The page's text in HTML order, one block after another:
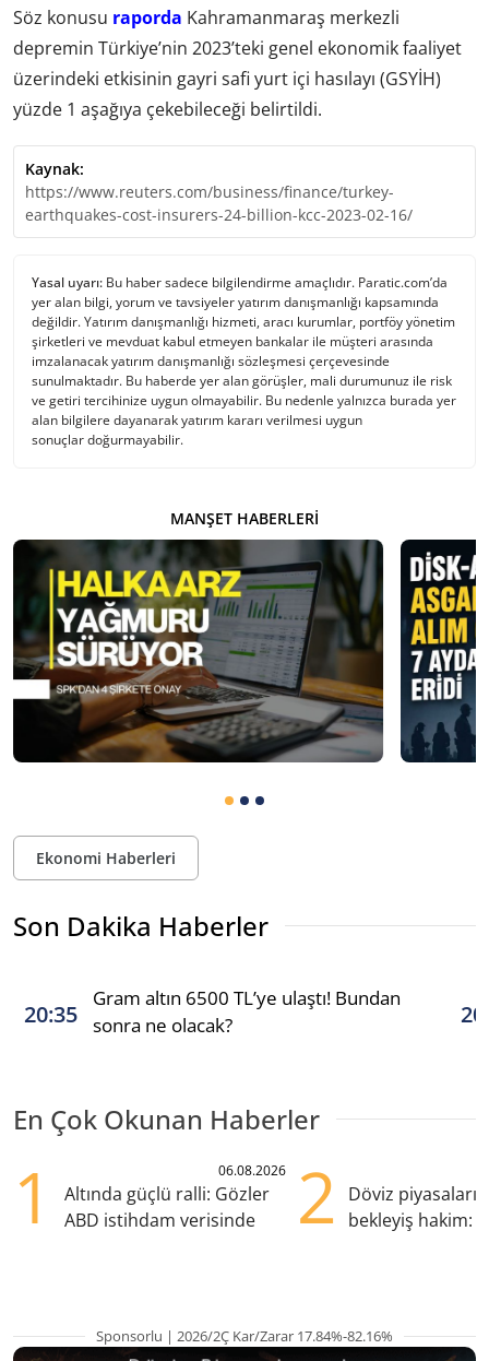
Söz konusu raporda Kahramanmaraş merkezli
depremin Türkiye’nin 2023’teki genel ekonomik faaliyet
üzerindeki etkisinin gayri safi yurt içi hasılayı (GSYİH)
yüzde 1 aşağıya çekebileceği belirtildi.
Kaynak:
https://www.reuters.com/business/finance/turkey-
earthquakes-cost-insurers-24-billion-kcc-2023-02-16/
Yasal uyarı: Bu haber sadece bilgilendirme amaçlıdır. Paratic.com’da
yer alan bilgi, yorum ve tavsiyeler yatırım danışmanlığı kapsamında
değildir. Yatırım danışmanlığı hizmeti, aracı kurumlar, portföy yönetim
şirketleri ve mevduat kabul etmeyen bankalar ile müşteri arasında
imzalanacak yatırım danışmanlığı sözleşmesi çerçevesinde
sunulmaktadır. Bu haberde yer alan görüşler, mali durumunuz ile risk
ve getiri tercihinize uygun olmayabilir. Bu nedenle yalnızca burada yer
alan bilgilere dayanarak yatırım kararı verilmesi uygun
sonuçlar doğurmayabilir.
MANŞET HABERLERI
Ekonomi Haberleri
Son Dakika Haberler
20:35
Gram altın 6500 TL’ye ulaştı! Bundan
sonra ne olacak?
En Çok Okunan Haberler
1 06.08.2026
Altında güçlü ralli: Gözler
ABD istihdam verisinde
2
Döviz
bekleyiş hakim:
Sponsorlu | 2026/2Ç Kar/Zarar 17.84%-82.16%